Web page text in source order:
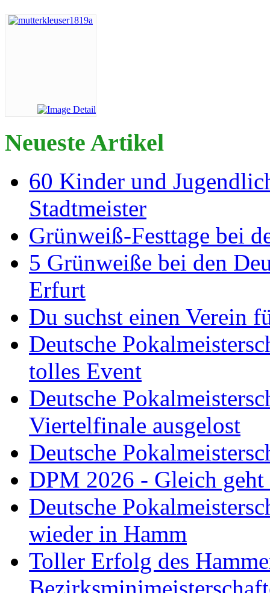
Neueste Artikel
60 Kinder und
Stadtmeister
Grünweiß-Festtage bei
5 Grünweiße bei den
Erfurt
Du suchst einen Verein
Deutsche
tolles Event
Deutsche
Viertelfinale ausgelost
Deutsche
DPM 2026 - Gleich geht
Deutsche
wieder in Hamm
Toller Erfolg des